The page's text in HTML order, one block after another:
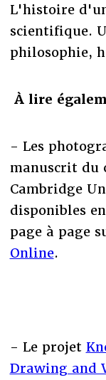
L'histoire
scientifique.
philosophie,
À lire
- Les
manuscrit du
Cambridge
disponibles
page à page
Online.
- Le projet
Drawing and